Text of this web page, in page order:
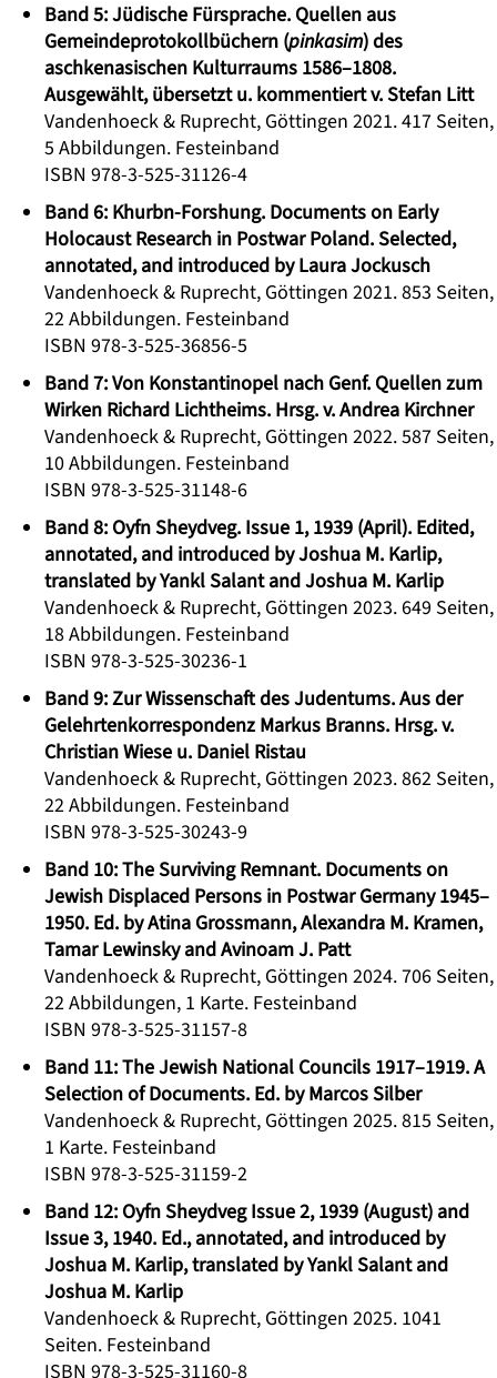
Band 5: Jüdische Fürsprache. Quellen aus
Gemeindeprotokollbüchern (pinkasim) des
aschkenasischen Kulturraums 1586–1808.
Ausgewählt, übersetzt u. kommentiert v. Stefan Litt
Vandenhoeck & Ruprecht, Göttingen 2021. 417 Seiten,
5 Abbildungen. Festeinband
ISBN 978-3-525-31126-4
Band 6: Khurbn-Forshung. Documents on Early
Holocaust Research in Postwar Poland. Selected,
annotated, and introduced by Laura Jockusch
Vandenhoeck & Ruprecht, Göttingen 2021. 853 Seiten,
22 Abbildungen. Festeinband
ISBN 978-3-525-36856-5
Band 7: Von Konstantinopel nach Genf. Quellen zum
Wirken Richard Lichtheims. Hrsg. v. Andrea Kirchner
Vandenhoeck & Ruprecht, Göttingen 2022. 587 Seiten,
10 Abbildungen. Festeinband
ISBN 978-3-525-31148-6
Band 8: Oyfn Sheydveg. Issue 1, 1939 (April). Edited,
annotated, and introduced by Joshua M. Karlip,
translated by Yankl Salant and Joshua M. Karlip
Vandenhoeck & Ruprecht, Göttingen 2023. 649 Seiten,
18 Abbildungen. Festeinband
ISBN 978-3-525-30236-1
Band 9: Zur Wissenschaft des Judentums. Aus der
Gelehrtenkorrespondenz Markus Branns. Hrsg. v.
Christian Wiese u. Daniel Ristau
Vandenhoeck & Ruprecht, Göttingen 2023. 862 Seiten,
22 Abbildungen. Festeinband
ISBN 978-3-525-30243-9
Band 10: The Surviving Remnant. Documents on
Jewish Displaced Persons in Postwar Germany 1945–
1950. Ed. by Atina Grossmann, Alexandra M. Kramen,
Tamar Lewinsky and Avinoam J. Patt
Vandenhoeck & Ruprecht, Göttingen 2024. 706 Seiten,
22 Abbildungen, 1 Karte. Festeinband
ISBN 978-3-525-31157-8
Band 11: The Jewish National Councils 1917–1919. A
Selection of Documents. Ed. by Marcos Silber
Vandenhoeck & Ruprecht, Göttingen 2025. 815 Seiten,
1 Karte. Festeinband
ISBN 978-3-525-31159-2
Band 12: Oyfn Sheydveg Issue 2, 1939 (August) and
Issue 3, 1940. Ed., annotated, and introduced by
Joshua M. Karlip, translated by Yankl Salant and
Joshua M. Karlip
Vandenhoeck & Ruprecht, Göttingen 2025. 1041
Seiten. Festeinband
ISBN 978-3-525-31160-8